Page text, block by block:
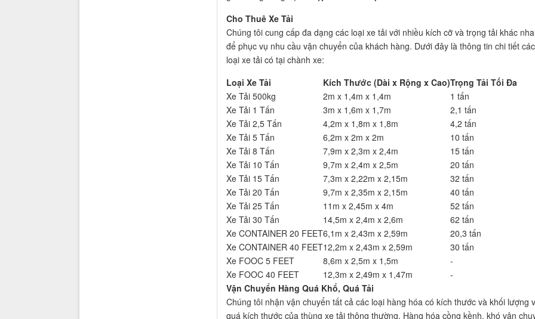
Cho Thuê Xe Tải
Chúng tôi cung cấp đa dạng các loại xe tải với nhiều kích cỡ và trọng tải khác
để phục vụ nhu cầu vận chuyển của khách hàng. Dưới đây là thông tin chi tiết các
loại xe tải có tại chành xe:
Loại Xe Tải
Kích Thước (Dài x Rộng x Cao)Trọng Tải Tối Đa
Xe Tải 500kg
2m x 1,4m x 1,4m
1 tấn
Xe Tải 1 Tấn
3m x 1,6m x 1,7m
2,1 tấn
Xe Tải 2,5 Tấn
4,2m x 1,8m x 1,8m
4,2 tấn
Xe Tải 5 Tấn
6,2m x 2m x 2m
10 tấn
Xe Tải 8 Tấn
7,9m x 2,3m x 2,4m
15 tấn
Xe Tải 10 Tấn
9,7m x 2,4m x 2,5m
20 tấn
Xe Tải 15 Tấn
7,3m x 2,22m x 2,15m
32 tấn
Xe Tải 20 Tấn
9,7m x 2,35m x 2,15m
40 tấn
Xe Tải 25 Tấn
11m x 2,45m x 4m
52 tấn
Xe Tải 30 Tấn
14,5m x 2,4m x 2,6m
62 tấn
Xe CONTAINER 20 FEET6,1m x 2,43m x 2,59m
20,3 tấn
Xe CONTAINER 40 FEET12,2m x 2,43m x 2,59m
30 tấn
Xe FOOC 5 FEET
8,6m x 2,5m x 1,5m
-
Xe FOOC 40 FEET
12,3m x 2,49m x 1,47m
-
Vận Chuyển Hàng Quá Khổ, Quá Tải
Chúng tôi nhận vận chuyển tất cả các loại hàng hóa có kích thước và khối lượng
quá kích thước của thùng xe tải thông thường. Hàng hóa cồng kềnh, khó vận